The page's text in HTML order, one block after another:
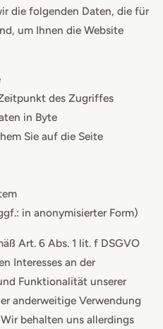
die folgenden Daten, die für
um Ihnen die Website
des Zugriffes
in Byte
Sie auf die Seite
in anonymisierter Form)
Art. 6 Abs. 1 lit. f DSGVO
Interesses an der
Funktionalität unserer
anderweitige Verwendung
behalten uns allerdings